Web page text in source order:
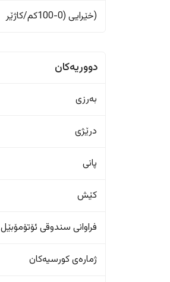
(خێرایی (0-100کم/کاژێر
دووریەکان
بەرزی
درێژی
پانی
کێش
فراوانی سندوقی ئۆتۆمۆبێل
ژمارەی کورسیەکان